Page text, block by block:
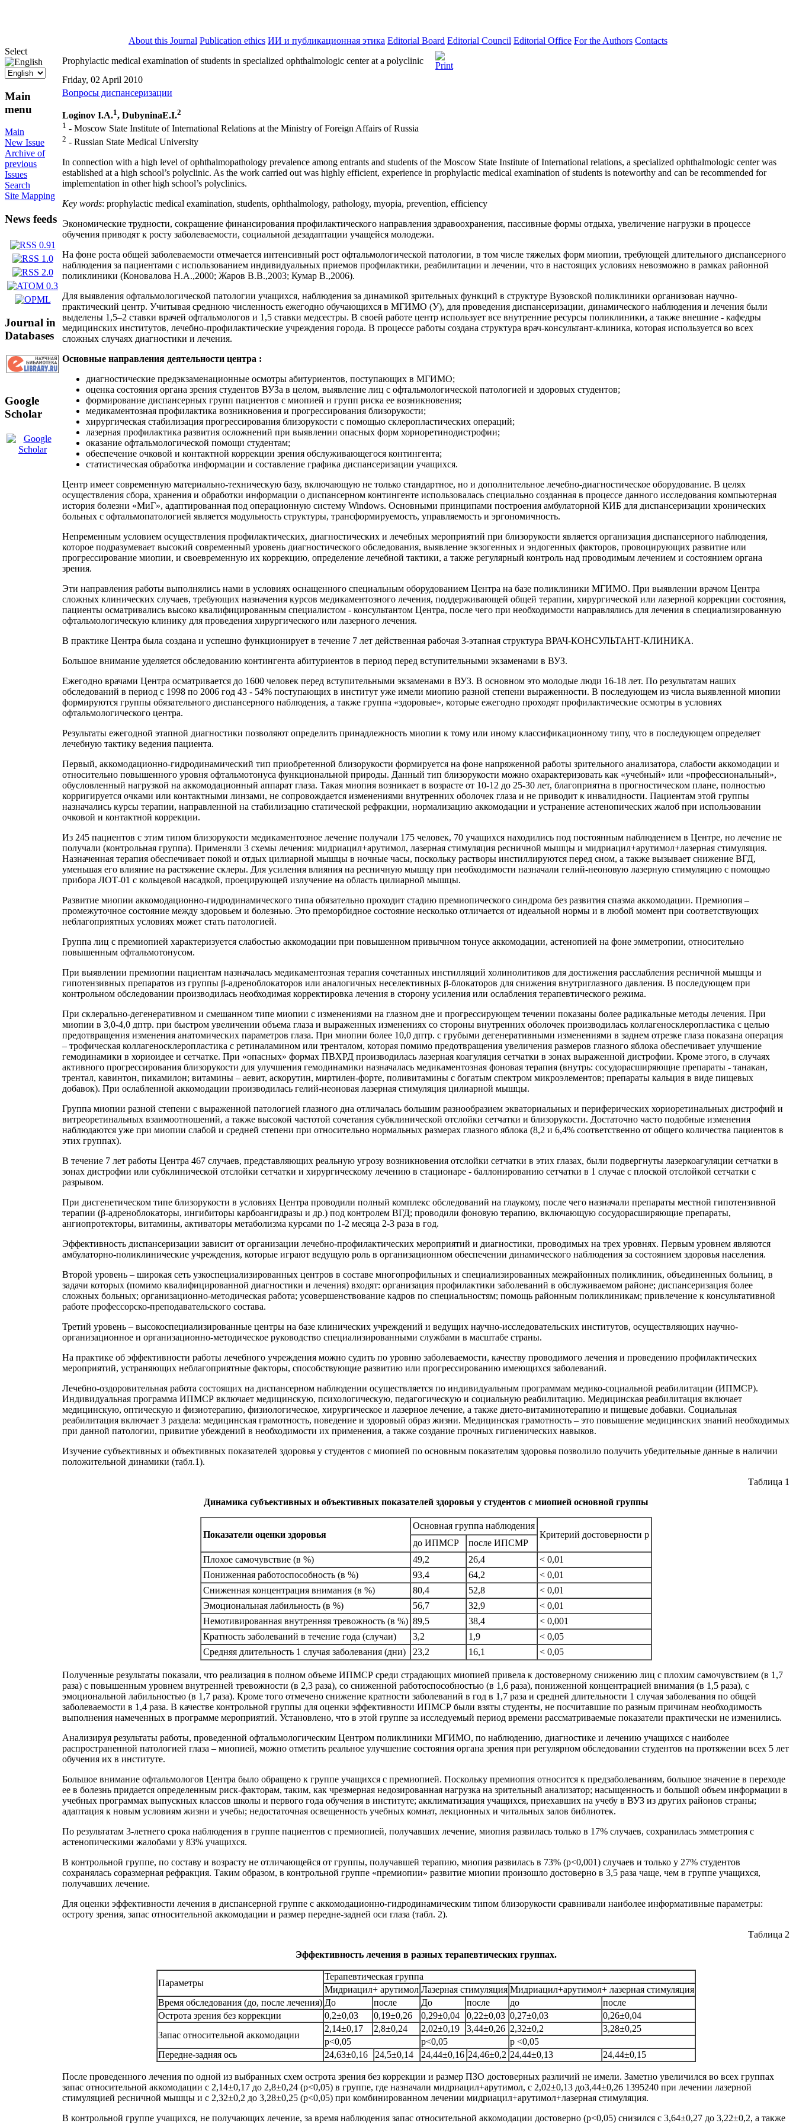
About this Journal Publication ethics ИИ и публикационная этика Editorial Board Editorial Council Editorial Office For the Authors Contacts
Select
Main
menu
Main
New Issue
Archive of
previous
Issues
Search
Site Mapping
News feeds
Journal in
Databases
Google
Scholar
Prophylactic medical examination of students in specialized ophthalmologic center at a polyclinic
Friday, 02 April 2010
Вопросы диспансеризации
Loginov I.A.1, DubyninaE.I.2
1 - Moscow State Institute of International Relations at the Ministry of Foreign Affairs of Russia
2 - Russian State Medical University
In connection with a high level of ophthalmopathology prevalence among entrants and students of the Moscow State Institute of International relations, a specialized ophthalmologic center was
established at a high school’s polyclinic. As the work carried out was highly efficient, experience in prophylactic medical examination of students is noteworthy and can be recommended for
implementation in other high school’s polyclinics.
Key words: prophylactic medical examination, students, ophthalmology, pathology, myopia, prevention, efficiency
Экономические трудности, сокращение финансирования профилактического направления здравоохранения, пассивные формы отдыха, увеличение нагрузки в процессе
обучения приводят к росту заболеваемости, социальной дезадаптации учащейся молодежи.
На фоне роста общей заболеваемости отмечается интенсивный рост офтальмологической патологии, в том числе тяжелых форм миопии, требующей длительного диспансерного
наблюдения за пациентами с использованием индивидуальных приемов профилактики, реабилитации и лечении, что в настоящих условиях невозможно в рамках районной
поликлиники (Коновалова Н.А.,2000; Жаров В.В.,2003; Кумар В.,2006).
Для выявления офтальмологической патологии учащихся, наблюдения за динамикой зрительных функций в структуре Вузовской поликлиники организован научно-
практический центр. Учитывая среднюю численность ежегодно обучающихся в МГИМО (У), для проведения диспансеризации, динамического наблюдения и лечения были
выделены 1,5–2 ставки врачей офтальмологов и 1,5 ставки медсестры. В своей работе центр использует все внутренние ресурсы поликлиники, а также внешние - кафедры
медицинских институтов, лечебно-профилактические учреждения города. В процессе работы создана структура врач-консультант-клиника, которая используется во всех
сложных случаях диагностики и лечения.
Основные направления деятельности центра :
диагностические предэкзаменационные осмотры абитуриентов, поступающих в МГИМО;
оценка состояния органа зрения студентов ВУЗа в целом, выявление лиц с офтальмологической патологией и здоровых студентов;
формирование диспансерных групп пациентов с миопией и групп риска ее возникновения;
медикаментозная профилактика возникновения и прогрессирования близорукости;
хирургическая стабилизация прогрессирования близорукости с помощью склеропластических операций;
лазерная профилактика развития осложнений при выявлении опасных форм хориоретинодистрофии;
оказание офтальмологической помощи студентам;
обеспечение очковой и контактной коррекции зрения обслуживающегося контингента;
статистическая обработка информации и составление графика диспансеризации учащихся.
Центр имеет современную материально-техническую базу, включающую не только стандартное, но и дополнительное лечебно-диагностическое оборудование. В целях
осуществления сбора, хранения и обработки информации о диспансерном контингенте использовалась специально созданная в процессе данного исследования компьютерная
история болезни «МиГ», адаптированная под операционную систему Windows. Основными принципами построения амбулаторной КИБ для диспансеризации хронических
больных с офтальмопатологией является модульность структуры, трансформируемость, управляемость и эргономичность.
Непременным условием осуществления профилактических, диагностических и лечебных мероприятий при близорукости является организация диспансерного наблюдения,
которое подразумевает высокий современный уровень диагностического обследования, выявление экзогенных и эндогенных факторов, провоцирующих развитие или
прогрессирование миопии, и своевременную их коррекцию, определение лечебной тактики, а также регулярный контроль над проводимым лечением и состоянием органа
зрения.
Эти направления работы выполнялись нами в условиях оснащенного специальным оборудованием Центра на базе поликлиники МГИМО. При выявлении врачом Центра
сложных клинических случаев, требующих назначения курсов медикаментозного лечения, поддерживающей общей терапии, хирургической или лазерной коррекции состояния,
пациенты осматривались высоко квалифицированным специалистом - консультантом Центра, после чего при необходимости направлялись для лечения в специализированную
офтальмологическую клинику для проведения хирургического или лазерного лечения.
В практике Центра была создана и успешно функционирует в течение 7 лет действенная рабочая 3-этапная структура ВРАЧ-КОНСУЛЬТАНТ-КЛИНИКА.
Большое внимание уделяется обследованию контингента абитуриентов в период перед вступительными экзаменами в ВУЗ.
Ежегодно врачами Центра осматривается до 1600 человек перед вступительными экзаменами в ВУЗ. В основном это молодые люди 16-18 лет. По результатам наших
обследований в период с 1998 по 2006 год 43 - 54% поступающих в институт уже имели миопию разной степени выраженности. В последующем из числа выявленной миопии
формируются группы обязательного диспансерного наблюдения, а также группа «здоровые», которые ежегодно проходят профилактические осмотры в условиях
офтальмологического центра.
Результаты ежегодной этапной диагностики позволяют определить принадлежность миопии к тому или иному классификационному типу, что в последующем определяет
лечебную тактику ведения пациента.
Первый, аккомодационно-гидродинамический тип приобретенной близорукости формируется на фоне напряженной работы зрительного анализатора, слабости аккомодации и
относительно повышенного уровня офтальмотонуса функциональной природы. Данный тип близорукости можно охарактеризовать как «учебный» или «профессиональный»,
обусловленный нагрузкой на аккомодационный аппарат глаза. Такая миопия возникает в возрасте от 10-12 до 25-30 лет, благоприятна в прогностическом плане, полностью
корригируется очками или контактными линзами, не сопровождается изменениями внутренних оболочек глаза и не приводит к инвалидности. Пациентам этой группы
назначались курсы терапии, направленной на стабилизацию статической рефракции, нормализацию аккомодации и устранение астенопических жалоб при использовании
очковой и контактной коррекции.
Из 245 пациентов с этим типом близорукости медикаментозное лечение получали 175 человек, 70 учащихся находились под постоянным наблюдением в Центре, но лечение не
получали (контрольная группа). Применяли 3 схемы лечения: мидриацил+арутимол, лазерная стимуляция ресничной мышцы и мидриацил+арутимол+лазерная стимуляция.
Назначенная терапия обеспечивает покой и отдых цилиарной мышцы в ночные часы, поскольку растворы инстиллируются перед сном, а также вызывает снижение ВГД,
уменьшая его влияние на растяжение склеры. Для усиления влияния на ресничную мышцу при необходимости назначали гелий-неоновую лазерную стимуляцию с помощью
прибора ЛОТ-01 с кольцевой насадкой, проецирующей излучение на область цилиарной мышцы.
Развитие миопии аккомодационно-гидродинамического типа обязательно проходит стадию премиопического синдрома без развития спазма аккомодации. Премиопия –
промежуточное состояние между здоровьем и болезнью. Это преморбидное состояние несколько отличается от идеальной нормы и в любой момент при соответствующих
неблагоприятных условиях может стать патологией.
Группа лиц с премиопией характеризуется слабостью аккомодации при повышенном привычном тонусе аккомодации, астенопией на фоне эмметропии, относительно
повышенным офтальмотонусом.
При выявлении премиопии пациентам назначалась медикаментозная терапия сочетанных инстилляций холинолитиков для достижения расслабления ресничной мышцы и
гипотензивных препаратов из группы β-адреноблокаторов или аналогичных неселективных β-блокаторов для снижения внутриглазного давления. В последующем при
контрольном обследовании производилась необходимая корректировка лечения в сторону усиления или ослабления терапевтического режима.
При склерально-дегенеративном и смешанном типе миопии с изменениями на глазном дне и прогрессирующем течении показаны более радикальные методы лечения. При
миопии в 3,0-4,0 дптр. при быстром увеличении объема глаза и выраженных изменениях со стороны внутренних оболочек производилась коллагеносклеропластика с целью
предотвращения изменения анатомических параметров глаза. При миопии более 10,0 дптр. с грубыми дегенеративными изменениями в заднем отрезке глаза показана операция
– трофическая коллагеносклеропластика с ретиналамином или тренталом, которая помимо предотвращения увеличения размеров глазного яблока обеспечивает улучшение
гемодинамики в хориоидее и сетчатке. При «опасных» формах ПВХРД производилась лазерная коагуляция сетчатки в зонах выраженной дистрофии. Кроме этого, в случаях
активного прогрессирования близорукости для улучшения гемодинамики назначалась медикаментозная фоновая терапия (внутрь: сосудорасширяющие препараты - танакан,
трентал, кавинтон, пикамилон; витамины – аевит, аскорутин, миртилен-форте, поливитамины с богатым спектром микроэлементов; препараты кальция в виде пищевых
добавок). При ослабленной аккомодации производилась гелий-неоновая лазерная стимуляция цилиарной мышцы.
Группа миопии разной степени с выраженной патологией глазного дна отличалась большим разнообразием экваториальных и периферических хориоретинальных дистрофий и
витреоретинальных взаимоотношений, а также высокой частотой сочетания субклинической отслойки сетчатки и близорукости. Достаточно часто подобные изменения
наблюдаются уже при миопии слабой и средней степени при относительно нормальных размерах глазного яблока (8,2 и 6,4% соответственно от общего количества пациентов в
этих группах).
В течение 7 лет работы Центра 467 случаев, представляющих реальную угрозу возникновения отслойки сетчатки в этих глазах, были подвергнуты лазеркоагуляции сетчатки в
зонах дистрофии или субклинической отслойки сетчатки и хирургическому лечению в стационаре - баллонированию сетчатки в 1 случае с плоской отслойкой сетчатки с
разрывом.
При дисгенетическом типе близорукости в условиях Центра проводили полный комплекс обследований на глаукому, после чего назначали препараты местной гипотензивной
терапии (β-адреноблокаторы, ингибиторы карбоангидразы и др.) под контролем ВГД; проводили фоновую терапию, включающую сосудорасширяющие препараты,
ангиопротекторы, витамины, активаторы метаболизма курсами по 1-2 месяца 2-3 раза в год.
Эффективность диспансеризации зависит от организации лечебно-профилактических мероприятий и диагностики, проводимых на трех уровнях. Первым уровнем являются
амбулаторно-поликлинические учреждения, которые играют ведущую роль в организационном обеспечении динамического наблюдения за состоянием здоровья населения.
Второй уровень – широкая сеть узкоспециализированных центров в составе многопрофильных и специализированных межрайонных поликлиник, объединенных больниц, в
задачи которых (помимо квалифицированной диагностики и лечения) входят: организация профилактики заболеваний в обслуживаемом районе; диспансеризация более
сложных больных; организационно-методическая работа; усовершенствование кадров по специальностям; помощь районным поликлиникам; привлечение к консультативной
работе профессорско-преподавательского состава.
Третий уровень – высокоспециализированные центры на базе клинических учреждений и ведущих научно-исследовательских институтов, осуществляющих научно-
организационное и организационно-методическое руководство специализированными службами в масштабе страны.
На практике об эффективности работы лечебного учреждения можно судить по уровню заболеваемости, качеству проводимого лечения и проведению профилактических
мероприятий, устраняющих неблагоприятные факторы, способствующие развитию или прогрессированию имеющихся заболеваний.
Лечебно-оздоровительная работа состоящих на диспансерном наблюдении осуществляется по индивидуальным программам медико-социальной реабилитации (ИПМСР).
Индивидуальная программа ИПМСР включает медицинскую, психологическую, педагогическую и социальную реабилитацию. Медицинская реабилитация включает
медицинскую, оптическую и физиотерапию, физиологическое, хирургическое и лазерное лечение, а также дието-витаминотерапию и пищевые добавки. Социальная
реабилитация включает 3 раздела: медицинская грамотность, поведение и здоровый образ жизни. Медицинская грамотность – это повышение медицинских знаний необходимых
при данной патологии, привитие убеждений в необходимости их применения, а также создание прочных гигиенических навыков.
Изучение субъективных и объективных показателей здоровья у студентов с миопией по основным показателям здоровья позволило получить убедительные данные в наличии
положительной динамики (табл.1).
Таблица 1
Динамика субъективных и объективных показателей здоровья у студентов с миопией основной группы
Показатели оценки здоровья
Основная группа наблюдения
Критерий достоверности р
до ИПМСР
после ИПСМР
Плохое самочувствие (в %)
49,2 26,4
< 0,01
Пониженная работоспособность (в %)
93,4 64,2
< 0,01
Сниженная концентрация внимания (в %)
80,4 52,8
< 0,01
Эмоциональная лабильность (в %)
56,7 32,9
< 0,01
Немотивированная внутренняя тревожность (в %) 89,5 38,4
< 0,001
Кратность заболеваний в течение года (случаи)
3,2 1,9
< 0,05
Средняя длительность 1 случая заболевания (дни)
23,2 16,1 < 0,05
Полученные результаты показали, что реализация в полном объеме ИПМСР среди страдающих миопией привела к достоверному снижению лиц с плохим самочувствием (в 1,7
раза) с повышенным уровнем внутренней тревожности (в 2,3 раза), со сниженной работоспособностью (в 1,6 раза), пониженной концентрацией внимания (в 1,5 раза), с
эмоциональной лабильностью (в 1,7 раза). Кроме того отмечено снижение кратности заболеваний в год в 1,7 раза и средней длительности 1 случая заболевания по общей
заболеваемости в 1,4 раза. В качестве контрольной группы для оценки эффективности ИПМСР были взяты студенты, не посчитавшие по разным причинам необходимость
выполнения намеченных в программе мероприятий. Установлено, что в этой группе за исследуемый период времени рассматриваемые показатели практически не изменились.
Анализируя результаты работы, проведенной офтальмологическим Центром поликлиники МГИМО, по наблюдению, диагностике и лечению учащихся с наиболее
распространенной патологией глаза – миопией, можно отметить реальное улучшение состояния органа зрения при регулярном обследовании студентов на протяжении всех 5 лет
обучения их в институте.
Большое внимание офтальмологов Центра было обращено к группе учащихся с премиопией. Поскольку премиопия относится к предзаболеваниям, большое значение в переходе
ее в болезнь придается определенным риск-факторам, таким, как чрезмерная недозированная нагрузка на зрительный анализатор; насыщенность и большой объем информации в
учебных программах выпускных классов школы и первого года обучения в институте; акклиматизация учащихся, приехавших на учебу в ВУЗ из других районов страны;
адаптация к новым условиям жизни и учебы; недостаточная освещенность учебных комнат, лекционных и читальных залов библиотек.
По результатам 3-летнего срока наблюдения в группе пациентов с премиопией, получавших лечение, миопия развилась только в 17% случаев, сохранилась эмметропия с
астенопическими жалобами у 83% учащихся.
В контрольной группе, по составу и возрасту не отличающейся от группы, получавшей терапию, миопия развилась в 73% (р<0,001) случаев и только у 27% студентов
сохранялась соразмерная рефракция. Таким образом, в контрольной группе «премиопии» развитие миопии произошло достоверно в 3,5 раза чаще, чем в группе учащихся,
получавших лечение.
Для оценки эффективности лечения в диспансерной группе с аккомодационно-гидродинамическим типом близорукости сравнивали наиболее информативные параметры:
остроту зрения, запас относительной аккомодации и размер передне-задней оси глаза (табл. 2).
Таблица 2
Эффективность лечения в разных терапевтических группах.
Параметры
Терапевтическая группа
Мидриацил+ арутимол Лазерная стимуляция Мидриацил+арутимол+ лазерная стимуляция
Время обследования (до, после лечения) До после До после до
после
Острота зрения без коррекции
0,2±0,03 0,19±0,26 0,29±0,04 0,22±0,03 0,27±0,03
0,26±0,04
Запас относительной аккомодации
2,14±0,17 2,8±0,24 2,02±0,19 3,44±0,26 2,32±0,2
3,28±0,25
р<0,05
р<0,05
р <0,05
Передне-задняя ось
24,63±0,16 24,5±0,14 24,44±0,16 24,46±0,2 24,44±0,13 24,44±0,15
После проведенного лечения по одной из выбранных схем острота зрения без коррекции и размер ПЗО достоверных различий не имели. Заметно увеличился во всех группах
запас относительной аккомодации с 2,14±0,17 до 2,8±0,24 (р<0,05) в группе, где назначали мидриацил+арутимол, с 2,02±0,13 до3,44±0,26 1395240 при лечении лазерной
стимуляцией ресничной мышцы и с 2,32±0,2 до 3,28±0,25 (р<0,05) при комбинированном лечении мидриацил+арутимол+лазерная стимуляция.
В контрольной группе учащихся, не получающих лечение, за время наблюдения запас относительной аккомодации достоверно (р<0,05) снизился с 3,64±0,27 до 3,22±0,2, а также